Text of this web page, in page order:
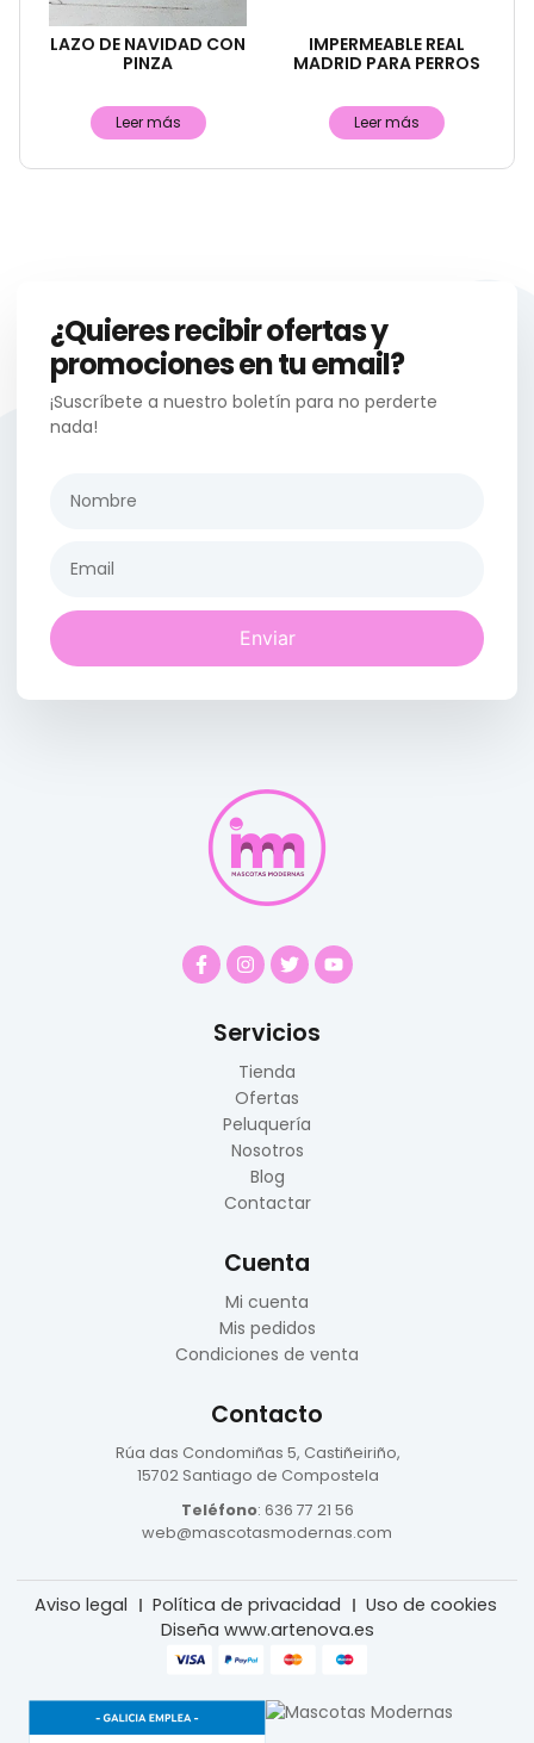
LAZO DE NAVIDAD CON
PINZA
Leer más
IMPERMEABLE REAL
MADRID PARA PERROS
Leer más
¿Quieres recibir ofertas y
promociones en tu email?
¡Suscríbete a nuestro boletín para no perderte
nada!
Enviar
Servicios
Tienda
Ofertas
Peluquería
Nosotros
Blog
Contactar
Cuenta
Mi cuenta
Mis pedidos
Condiciones de venta
Contacto
Rúa das Condomiñas 5, Castiñeiriño,
15702 Santiago de Compostela
Teléfono: 636 77 21 56
web@mascotasmodernas.com
Aviso legal Política de privacidad
Uso de cookies
Diseña www.artenova.es